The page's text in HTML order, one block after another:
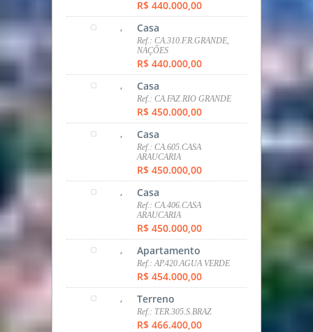
R$ 440.000,00
, Casa
Ref.: CA.310.F.R.GRANDE,
NAÇÕES
R$ 440.000,00
, Casa
Ref.: CA.FAZ.RIO GRANDE
R$ 450.000,00
, Casa
Ref.: CA.605.CASA
ARAUCARIA
R$ 450.000,00
, Casa
Ref.: CA.406.CASA
ARAUCARIA
R$ 450.000,00
, Apartamento
Ref.: AP.420.AGUA VERDE
R$ 454.000,00
, Terreno
Ref.: TER.305.S.BRAZ
R$ 466.400,00